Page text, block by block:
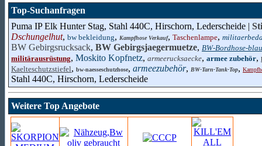
Top-Suchanfragen
Puma IP Elk Hunter Stag, Stahl 440C, Hirschorn, Lederscheide |
Dschungelhut, bw bekleidung, Kampfhose Verkauf, Taschenlampe,
BW Gebirgsrucksack, BW Gebirgsjaegermuetze, BW-Bordhose-blau
militärausrüstung, Moskito Kopfnetz, armeerucksaecke, armee zubehör,
Kaelteschutzstiefel, bw-naesseschutzhose, armeezubehör, BW-Tarn-Tank-Top,
Stahl 440C, Hirschorn, Lederscheide
Weitere Top Angebote